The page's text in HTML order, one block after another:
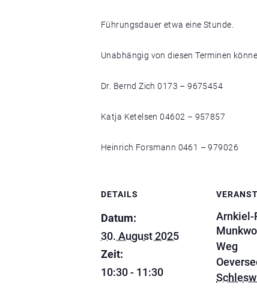
Führungsdauer etwa eine Stunde.
Unabhängig von diesen Terminen
Dr. Bernd Zich 0173 – 9675454
Katja Ketelsen 04602 – 957857
Heinrich Forsmann 0461 – 979026
DETAILS
Datum:
30. August 2025
Zeit:
10:30 - 11:30
Arnkiel-
Weg